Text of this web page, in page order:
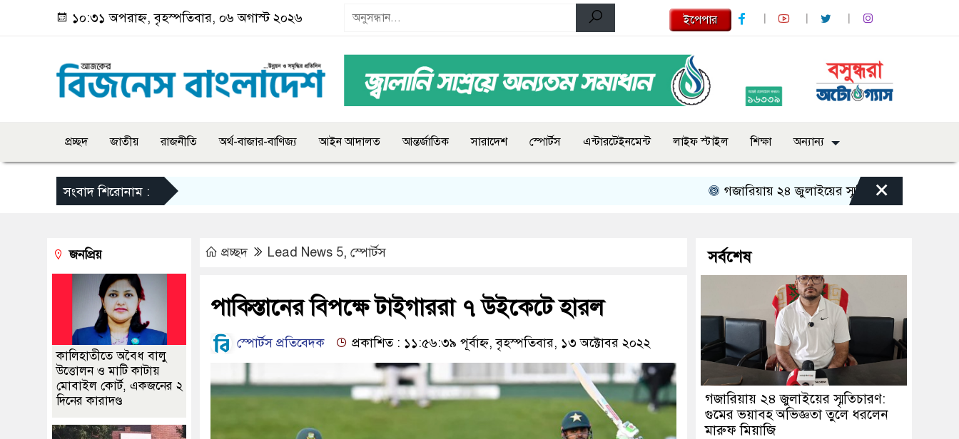
১০:৩১ অপরাহ্ন, বৃহস্পতিবার, ০৬ অগাস্ট ২০২৬ ইপেপার
প্রচ্ছদ জাতীয় রাজনীতি অর্থ-বাজার-বাণিজ্য আইন আদালত আন্তর্জাতিক সারাদেশ স্পোর্টস এন্টারটেইনমেন্ট লাইফ স্টাইল শিক্ষা অন্যান্য
সংবাদ শিরোনাম : গজারিয়ায় ২৪ জুলাইয়ের স্মৃতিচারণ: গুমের ভয়াবহ
×
প্রচ্ছদ Lead News 5, স্পোর্টস
পাকিস্তানের বিপক্ষে টাইগাররা ৭ উইকেটে হারল
স্পোর্টস প্রতিবেদক প্রকাশিত : ১১:৫৬:৩৯ পূর্বাহ্ন, বৃহস্পতিবার, ১৩ অক্টোবর ২০২২
জনপ্রিয়
কালিহাতীতে অবৈধ বালু
উত্তোলন ও মাটি কাটায়
মোবাইল কোর্ট, একজনের ২
দিনের কারাদণ্ড
সর্বশেষ
গজারিয়ায় ২৪ জুলাইয়ের স্মৃতিচারণ:
গুমের ভয়াবহ অভিজ্ঞতা তুলে ধরলেন
মারুফ মিয়াজি